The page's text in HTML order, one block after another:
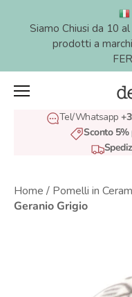
Siamo Chiusi da 10
prodotti a
Tel/Whatsapp
Sconto 5%
Home / Pomelli in
Geranio Grigio